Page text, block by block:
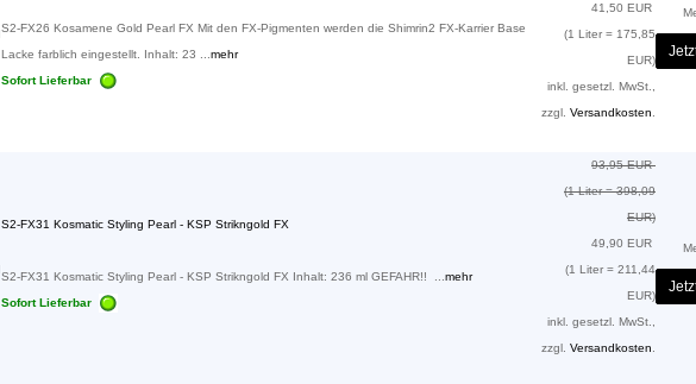
S2-FX26 Kosamene Gold Pearl FX Mit den FX-Pigmenten werden die Shimrin2 FX-Karrier Base
Lacke farblich eingestellt. Inhalt: 23 ... mehr
Sofort Lieferbar
41,50 EUR
(1 Liter = 175,85
EUR)
inkl. gesetzl. MwSt.,
zzgl. Versandkosten
S2-FX31 Kosmatic Styling Pearl - KSP Strikngold FX
S2-FX31 Kosmatic Styling Pearl - KSP Strikngold FX Inhalt: 236 ml GEFAHR!! ... mehr
Sofort Lieferbar
93,95 EUR
(1 Liter = 398,09
EUR)
49,90 EUR
(1 Liter = 211,44
EUR)
inkl. gesetzl. MwSt.,
zzgl. Versandkosten